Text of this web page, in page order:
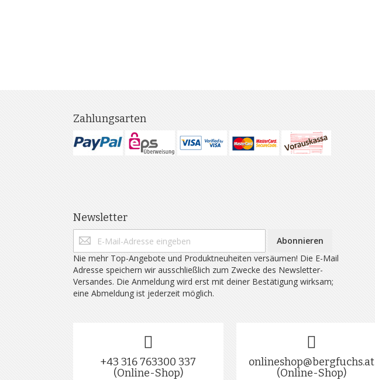
Zahlungsarten
Newsletter
Abonnieren
Nie mehr Top-Angebote und Produktneuheiten versäumen! Die E-Mail
Adresse speichern wir ausschließlich zum Zwecke des Newsletter-
Versandes. Die Anmeldung wird erst mit deiner Bestätigung wirksam;
eine Abmeldung ist jederzeit möglich.
+43 316 763300 337
(Online-Shop)
onlineshop@bergfuchs.at
(Online-Shop)